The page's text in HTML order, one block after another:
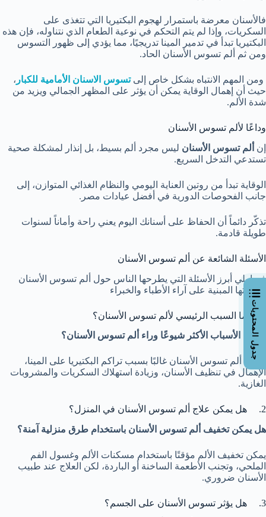
فالأسنان معرضة باستمرار لهجوم البكتيريا التي تتغذى على
السكريات، وإذا لم يتم التحكم في نوعية الطعام الذي نتناوله، فإن هذه
البكتيريا تبدأ في تدمير المينا تدريجيًا، مما يؤدي إلى ظهور التسوس
ومن ثم ألم تسوس الأسنان الحاد.
ومن المهم الانتباه بشكل خاص إلىتسوس الاسنان الأمامية للكبار ،
حيث أن إهمال الوقاية يمكن أن يؤثر على المظهر الجمالي ويزيد من
شدة الألم.
وداعًا لألم تسوس الأسنان
إن ألم تسوس الأسنان ليس مجرد ألم بسيط، بل إنذار لمشكلة صحية
تستدعي التدخل السريع.
الوقاية تبدأ من روتين العناية اليومي والنظام الغذائي المتوازن، إلى
جانب الفحوصات الدورية في أفضل عيادات مصر.
تذكّر دائماً أن الحفاظ على أسنانك اليوم يعني راحة وأماناً لسنوات
طويلة قادمة.
الأسئلة الشائعة عن ألم تسوس الأسنان
فيما يلي أبرز الأسئلة التي يطرحها الناس حول ألم تسوس الأسنان
وإجاباتها المبنية على آراء الأطباء والخبراء
ما هي الأسباب الأكثر شيوعًا وراء ألم تسوس الأسنان؟
يحدث ألم تسوس الأسنان غالبًا بسبب تراكم البكتيريا على المينا،
الإهمال في تنظيف الأسنان، وزيادة استهلاك السكريات والمشروبات
الغازية.
2. هل يمكن علاج ألم تسوس الأسنان في المنزل؟
هل يمكن تخفيف ألم تسوس الأسنان باستخدام طرق منزلية آمنة؟
يمكن تخفيف الألم مؤقتًا باستخدام مسكنات الألم وغسول الفم
الملحي، وتجنب الأطعمة الساخنة أو الباردة، لكن العلاج عند طبيب
الأسنان ضروري.
3. هل يؤثر تسوس الأسنان على الجسم؟
جدول المحتويات